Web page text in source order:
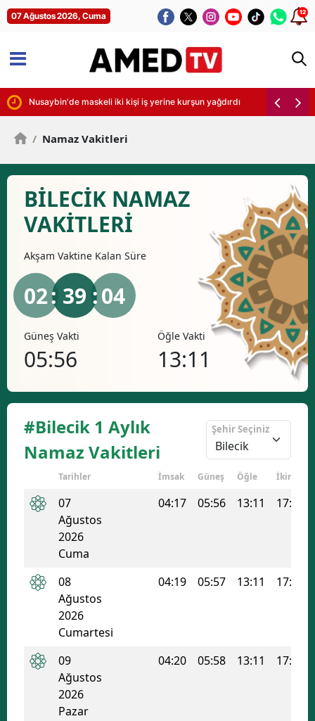
07 Ağustos 2026, Cuma 12
Nusaybin'de maskeli iki kişi iş yerine kurşun yağdırdı
/ Namaz Vakitleri
BILECIK NAMAZ
VAKİTLERİ
Akşam Vaktine Kalan Süre
02: 39 :03
Öğle Vakti
13:11
İkindi Vakti
17:02
#Bilecik 1 Aylık
Namaz Vakitleri
Şehir Seçiniz
Tarihler İmsak Güneş Öğle İkindi
07
Ağustos
2026
Cuma
04:17 05:56 13:11 17:02
08
Ağustos
2026
Cumartesi
04:19 05:57 13:11 17:02
09
Ağustos
2026
Pazar
04:20 05:58 13:11 17:01